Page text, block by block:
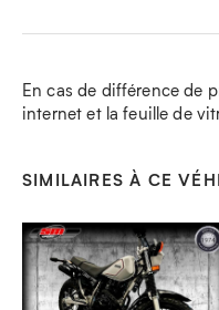
En cas de différence de
internet et la feuille de
SIMILAIRES À CE